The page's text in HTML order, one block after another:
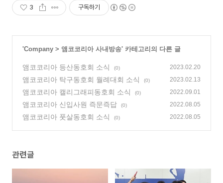
3 구독하기
'Company > 앰코코리아 사내방송' 카테고리의 다른 글
앰코코리아 등산동호회 소식 (0) 2023.02.20
앰코코리아 탁구동호회 월례대회 소식 (0) 2023.02.13
앰코코리아 캘리그래피동호회 소식 (0) 2022.09.01
앰코코리아 신입사원 즉문즉답 (0) 2022.08.05
앰코코리아 풋살동호회 소식 (0) 2022.08.05
관련글